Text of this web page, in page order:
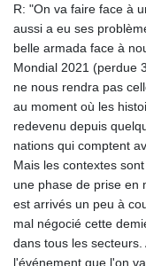
R: "On va faire face à
aussi a eu ses
belle armada face à
Mondial 2021 (perdue
ne nous rendra pas
au moment où les
redevenu depuis
nations qui comptent
Mais les contextes
une phase de prise en
est arrivés un peu à
mal négocié cette
dans tous les
l'événement que l'on